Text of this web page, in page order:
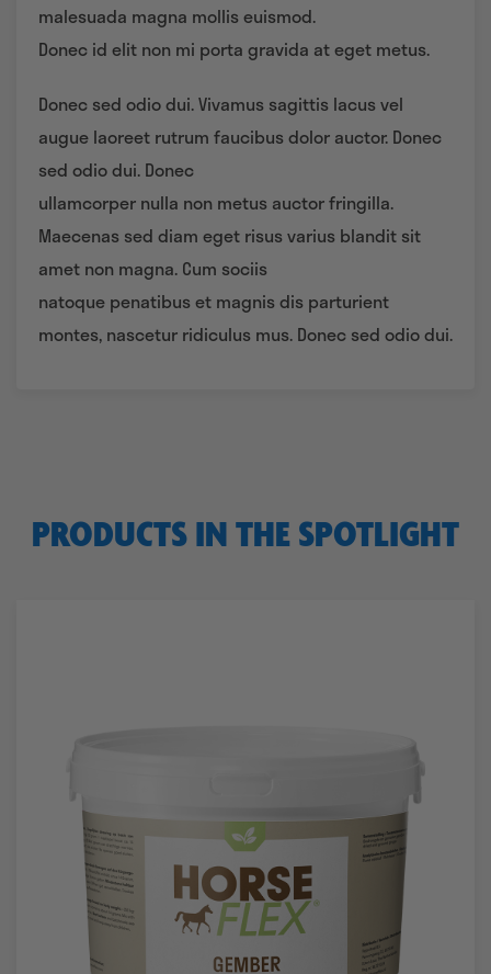
malesuada magna mollis euismod.
Donec id elit non mi porta gravida at eget metus.
Donec sed odio dui. Vivamus sagittis lacus vel
augue laoreet rutrum faucibus dolor auctor. Donec
sed odio dui. Donec
ullamcorper nulla non metus auctor fringilla.
Maecenas sed diam eget risus varius blandit sit
amet non magna. Cum sociis
natoque penatibus et magnis dis parturient
montes, nascetur ridiculus mus. Donec sed odio dui.
PRODUCTS IN THE SPOTLIGHT